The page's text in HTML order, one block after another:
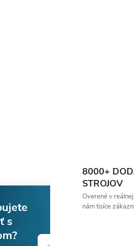
s
8000+
STROJOV
Overené v
nám tisíce